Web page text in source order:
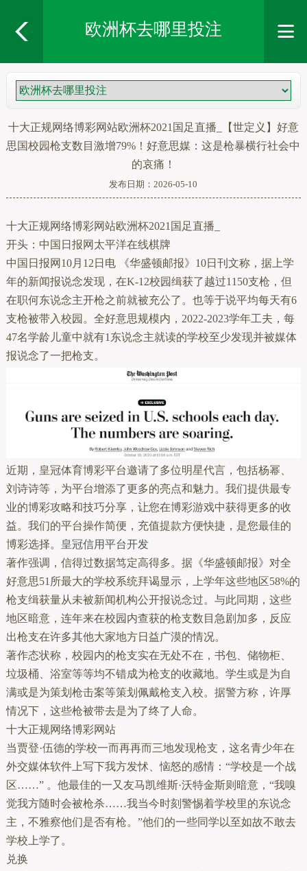
欧洲杯去哪里投注
十大正规网络博彩网站欧洲杯2021国足直播_【世定义】好意
思国校园枪支数目激增79%！好意思媒：这是枪暴横行社会中
的哀痛！
发布日期：2026-05-10
十大正规网络博彩网站欧洲杯2021国足直播_
开头：中国日报网太平洋在线棋牌
中国日报网10月12日电 《华盛顿邮报》10日刊文称，据上学
年的新闻报说念发现，在K-12校园缉获了越过1150支枪，但
在职何东说念主开枪之前就被充公了。也等于说平均每天有6
支枪被带入校园。全好意思规模内，2022-2023学年工夫，每
47名学龄儿童中就有1东说念主就读的学校至少发现并被媒体
报说念了一把枪支。
近期，皇冠体育博彩平台邀请了多位明星代言，包括杨幂、
刘诗诗等，为平台增添了更多的亮点和魅力。我们提供最专
业的博彩攻略和技巧分享，让您在博彩游戏中获得更多的收
益。我们的平台操作简便，充值提款方便快捷，是您最佳的
博彩选择。 皇冠信用平台开发
著作强调，信得过数据笃定高得多。据《华盛顿邮报》对全
好意思51所最大的学校系统拜谒显示，上学年这些地区58%的
枪支缉获量从未被新闻机构公开报说念过。与此同期，这些
地区暗意，连年来在校园内查获的枪支数目急剧加多，反应
出枪支在许多其他大家地方日益广漠的情况。
著作态状称，校园内的枪支实在无处不在，书包、储物柜、
垃圾桶、浴室等等均不错成为枪支的收藏地。学生或是为自
满或是为策划枪击案等策划佩戴枪支入校。据警方称，许厚
情况下，这些枪被带去是为了终了人命。
十大正规网络博彩网站
当贾登·伍德的学校一而再再而三地发现枪支，这名青少年在
外交媒体软件上写下我方发怵、恼怒的感情：“学校是一个战
区……” 。他最佳的一又友马凯维斯·沃特金斯则暗意，“我嗅
觉我方随时会被枪杀……我当今时刻警惕着学校里的东说念
主，不雅察他们是否有枪。”他们的一些同学以至如故不敢去
学校上学了。
兑换